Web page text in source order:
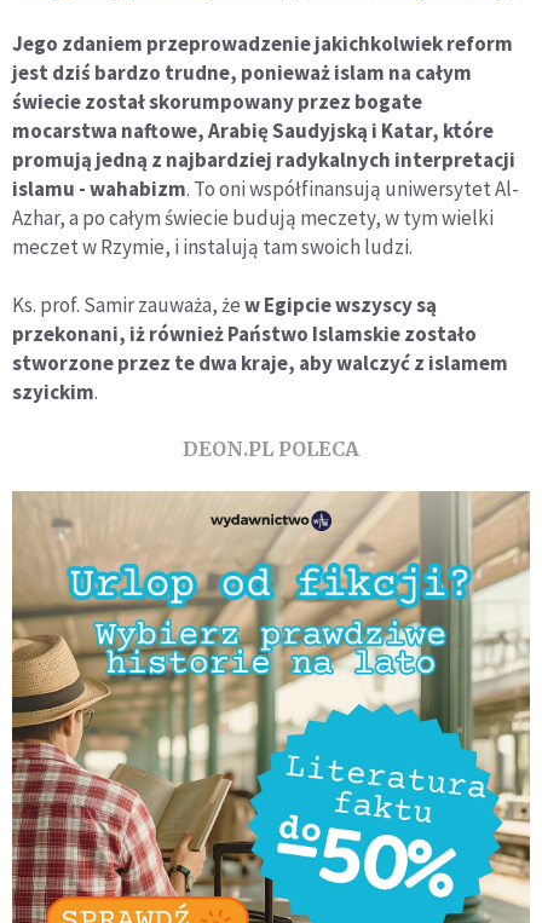
Jego zdaniem przeprowadzenie jakichkolwiek reform
jest dziś bardzo trudne, ponieważ islam na całym
świecie został skorumpowany przez bogate
mocarstwa naftowe, Arabię Saudyjską i Katar, które
promują jedną z najbardziej radykalnych interpretacji
islamu - wahabizm. To oni współfinansują uniwersytet Al-
Azhar, a po całym świecie budują meczety, w tym wielki
meczet w Rzymie, i instalują tam swoich ludzi.
Ks. prof. Samir zauważa, żew Egipcie wszyscy są
przekonani, iż również Państwo Islamskie zostało
stworzone przez te dwa kraje, aby walczyć z islamem
szyickim.
DEON.PL POLECA